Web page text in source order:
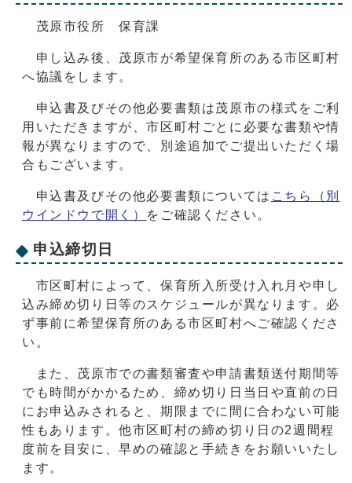
茂原市役所 保育課
申し込み後、茂原市が希望保育所のある市区町村
へ協議をします。
申込書及びその他必要書類は茂原市の様式をご利
用いただきますが、市区町村ごとに必要な書類や情
報が異なりますので、別途追加でご提出いただく場
合もございます。
申込書及びその他必要書類については こちら
（別
ウインドウで開く） をご確認ください。
申込締切日
市区町村によって、保育所入所受け入れ月や申し
込み締め切り日等のスケジュールが異なります。必
ず事前に希望保育所のある市区町村へご確認くださ
い。
また、茂原市での書類審査や申請書類送付期間等
でも時間がかかるため、締め切り日当日や直前の日
にお申込みされると、期限までに間に合わない可能
性もあります。他市区町村の締め切り日の2週間程
度前を目安に、早めの確認と手続きをお願いいたし
ます。